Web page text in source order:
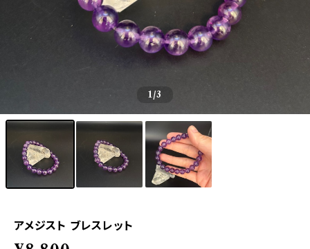
1/3
アメジスト ブレスレット